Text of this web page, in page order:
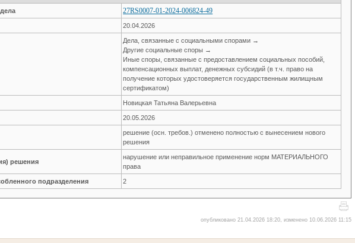
27RS0007-01-2024-006824-49
20.04.2026
Дела, связанные с социальными спорами →
Другие социальные споры →
Иные споры, связанные с предоставлением социальных пособий,
компенсационных выплат, денежных субсидий (в т.ч. право на
получение которых удостоверяется государственным жилищным
сертификатом)
Новицкая Татьяна Валерьевна
20.05.2026
решение (осн. требов.) отменено полностью с вынесением нового
решения
решения
нарушение или неправильное применение норм МАТЕРИАЛЬНОГО
права
подразделения 2
опубликовано 21.04.2026 18:20, изменено 10.06.2026 11:15